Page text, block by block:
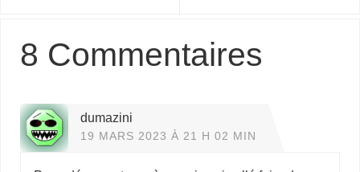
8 Commentaires
dumazini
19 MARS 2023 À 21 H 02 MIN